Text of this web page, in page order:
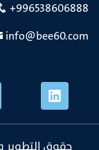
+996538606888
info@bee60.com
حقوق التطوير